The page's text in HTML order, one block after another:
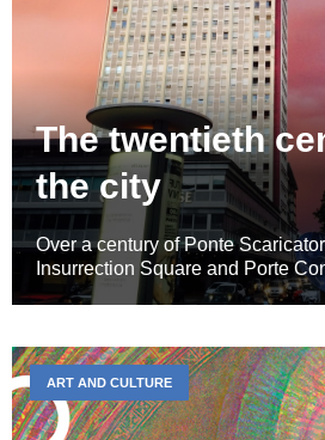
The twentieth
the city
Over a century of Ponte
Insurrection Square and Porte
ART AND CULTURE